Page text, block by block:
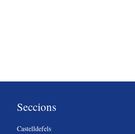
Seccions
Castelldefels